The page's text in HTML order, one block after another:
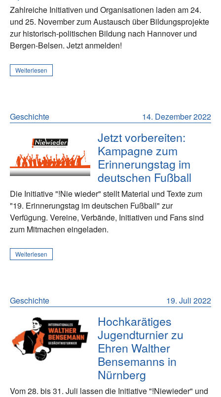
Zahlreiche Initiativen und Organisationen laden am 24.
und 25. November zum Austausch über Bildungsprojekte
zur historisch-politischen Bildung nach Hannover und
Bergen-Belsen. Jetzt anmelden!
Weiterlesen
14. Dezember 2022
Geschichte
Jetzt vorbereiten:
Kampagne zum
Erinnerungstag im
deutschen Fußball
Die Initiative "!Nie wieder" stellt Material und Texte zum
"19. Erinnerungstag im deutschen Fußball" zur
Verfügung. Vereine, Verbände, Initiativen und Fans sind
zum Mitmachen eingeladen.
Weiterlesen
19. Juli 2022
Geschichte
Hochkarätiges
Jugendturnier zu
Ehren Walther
Bensemanns in
Nürnberg
Vom 28. bis 31. Juli lassen die Initiative "!Niewieder" und